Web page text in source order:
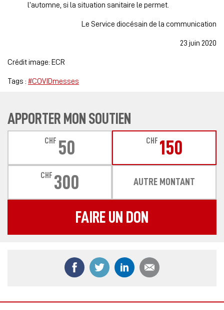
l’automne, si la situation sanitaire le permet.
Le Service diocésain de la communication
23 juin 2020
Crédit image: ECR
Tags : #COVIDmesses
APPORTER MON SOUTIEN
CHF 50 CHF 150
CHF 300 AUTRE MONTANT
FAIRE UN DON
Partager ce contenu sur Facebook
Partager ce contenu sur Twitter
Partager ce contenu